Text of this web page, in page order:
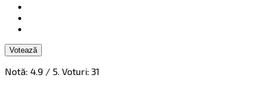
Votează
Notă: 4.9 / 5. Voturi: 31